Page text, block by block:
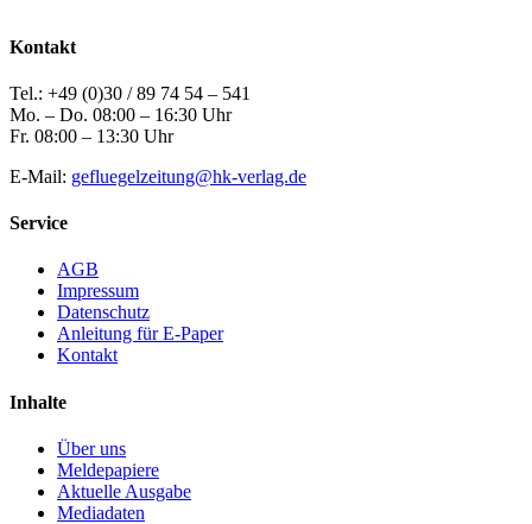
Kontakt
Tel.: +49 (0)30 / 89 74 54 – 541
Mo. – Do. 08:00 – 16:30 Uhr
Fr. 08:00 – 13:30 Uhr
E-Mail: gefluegelzeitung@hk-verlag.de
Service
AGB
Impressum
Datenschutz
Anleitung für E-Paper
Kontakt
Inhalte
Über uns
Meldepapiere
Aktuelle Ausgabe
Mediadaten